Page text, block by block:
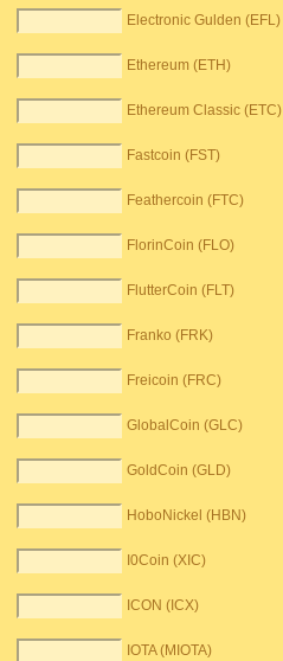
Electronic Gulden (EFL)
Ethereum (ETH)
Ethereum Classic (ETC)
Fastcoin (FST)
Feathercoin (FTC)
FlorinCoin (FLO)
FlutterCoin (FLT)
Franko (FRK)
Freicoin (FRC)
GlobalCoin (GLC)
GoldCoin (GLD)
HoboNickel (HBN)
I0Coin (XIC)
ICON (ICX)
IOTA (MIOTA)